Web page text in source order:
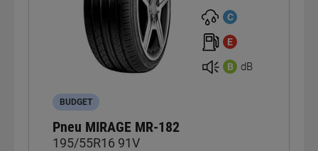
C
E
B dB
BUDGET
Pneu MIRAGE MR-182
195/55R16 91V